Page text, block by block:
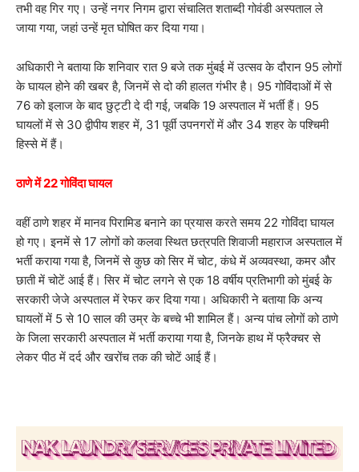
तभी वह गिर गए। उन्हें नगर निगम द्वारा संचालित शताब्दी गोवंडी अस्पताल ले
जाया गया, जहां उन्हें मृत घोषित कर दिया गया।
अधिकारी ने बताया कि शनिवार रात 9 बजे तक मुंबई में उत्सव के दौरान 95 लोगों
के घायल होने की खबर है, जिनमें से दो की हालत गंभीर है। 95 गोविंदाओं में से
76 को इलाज के बाद छुट्टी दे दी गई, जबकि 19 अस्पताल में भर्ती हैं। 95
घायलों में से 30 द्वीपीय शहर में, 31 पूर्वी उपनगरों में और 34 शहर के पश्चिमी
हिस्से में हैं।
ठाणे में 22 गोविंदा घायल
वहीं ठाणे शहर में मानव पिरामिड बनाने का प्रयास करते समय 22 गोविंदा घायल
हो गए। इनमें से 17 लोगों को कलवा स्थित छत्रपति शिवाजी महाराज अस्पताल में
भर्ती कराया गया है, जिनमें से कुछ को सिर में चोट, कंधे में अव्यवस्था, कमर और
छाती में चोटें आई हैं। सिर में चोट लगने से एक 18 वर्षीय प्रतिभागी को मुंबई के
सरकारी जेजे अस्पताल में रेफर कर दिया गया। अधिकारी ने बताया कि अन्य
घायलों में 5 से 10 साल की उम्र के बच्चे भी शामिल हैं। अन्य पांच लोगों को ठाणे
के जिला सरकारी अस्पताल में भर्ती कराया गया है, जिनके हाथ में फ्रैक्चर से
लेकर पीठ में दर्द और खरोंच तक की चोटें आई हैं।